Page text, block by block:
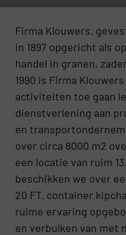
Firma Klouwers,
in 1897 opgericht als
handel in granen,
1990 is Firma
activiteiten toe gaan
dienstverlening aan
en
over circa 8000 m2
een locatie van ruim
beschikken we over
20 FT. container
ruime ervaring
en verbulken van met